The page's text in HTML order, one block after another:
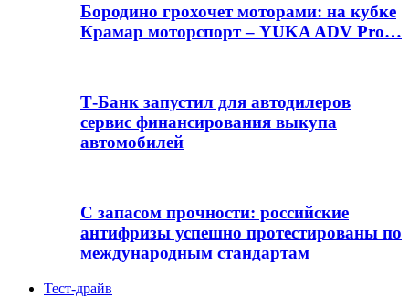
Бородино грохочет моторами: на кубке
Крамар моторспорт – YUKA ADV Pro…
Т-Банк запустил для автодилеров
сервис финансирования выкупа
автомобилей
С запасом прочности: российские
антифризы успешно протестированы по
международным стандартам
Тест-драйв